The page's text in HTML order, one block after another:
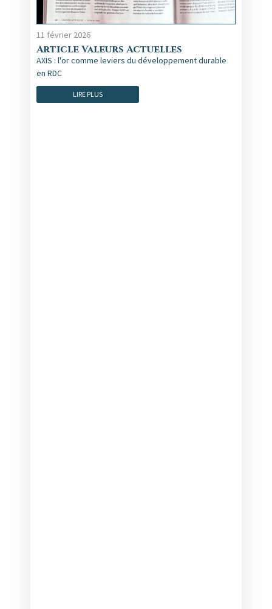
11 février 2026
Article Valeurs Actuelles
AXIS : l'or comme leviers du développement durable
en RDC
LIRE PLUS